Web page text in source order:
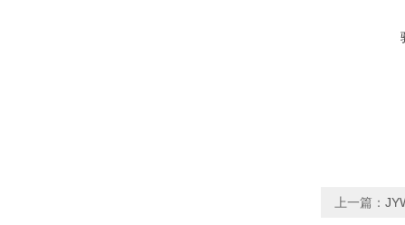
上一篇：